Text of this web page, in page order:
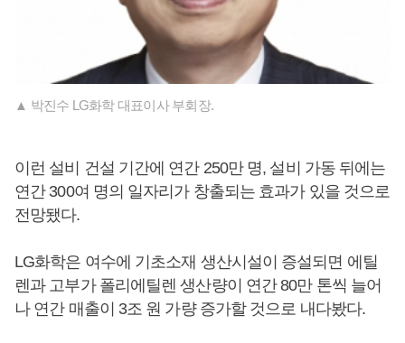
▲ 박진수 LG화학 대표이사 부회장.
이런 설비 건설 기간에 연간 250만 명, 설비 가동 뒤에는
연간 300여 명의 일자리가 창출되는 효과가 있을 것으로
전망됐다.
LG화학은 여수에 기초소재 생산시설이 증설되면 에틸
렌과 고부가 폴리에틸렌 생산량이 연간 80만 톤씩 늘어
나 연간 매출이 3조 원 가량 증가할 것으로 내다봤다.